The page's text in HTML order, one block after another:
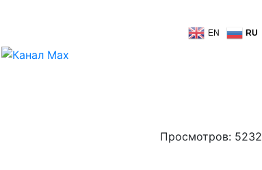
EN RU
Просмотров: 5232